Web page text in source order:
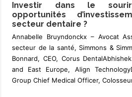
Investir dans le
opportunités
secteur dentaire ?
Annabelle Bruyndonckx – Avocat
secteur de la santé, Simmons &
Bonnard, CEO, Corus
and East Europe, Align
Group Chief Medical Officer,